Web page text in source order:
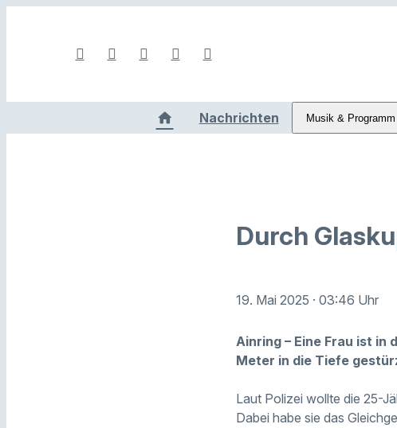
Nachrichten Musik & Programm
Durch
19. Mai 2025 · 03:46 Uhr
Ainring – Eine Frau ist in
Meter in die Tiefe
Laut Polizei wollte die 25-
Dabei habe sie das